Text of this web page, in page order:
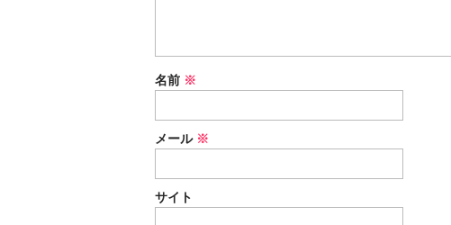
名前 ※
メール ※
サイト